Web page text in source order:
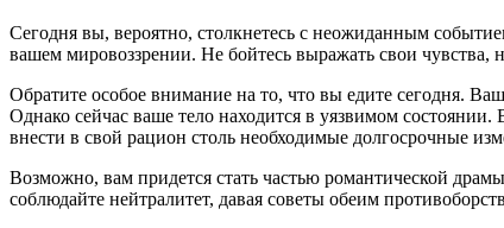
Сегодня вы, вероятно, столкнетесь с неожиданным
вашем мировоззрении. Не бойтесь выражать свои
Обратите особое внимание на то, что вы едите сегодня.
Однако сейчас ваше тело находится в уязвимом
внести в свой рацион столь необходимые долгосрочные
Возможно, вам придется стать частью романтической
соблюдайте нейтралитет, давая советы обеим